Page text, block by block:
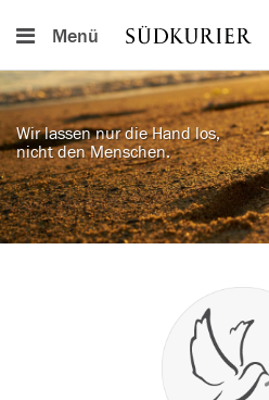
Menü
Wir lassen nur die Hand los,
nicht den Menschen.